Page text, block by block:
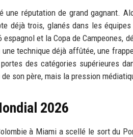
une réputation de grand gagnant.
déjà trois, glanés dans les
espagnol et la Copa de
technique déjà affûtée, une
des catégories supérieures
son père, mais la pression
2026
à Miami a scellé le sort du